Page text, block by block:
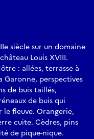
siècle sur un domaine
Louis XVIII.
: allées, terrasse à
perspectives
de buis taillés,
de buis qui
le fleuve. Orangerie,
cuite. Cèdres, pins
de pique-nique.